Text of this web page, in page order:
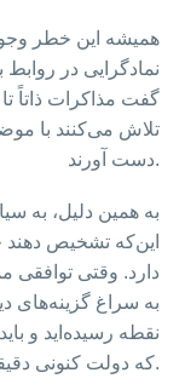
همیشه این خطر
نمادگرایی در روابط
گفت مذاکرات ذاتاً
تلاش می‌کنند با
دست آورند.
به همین دلیل، به
این‌که تشخیص دهند
دارد. وقتی توافقی
به سراغ گزینه‌های
نقطه رسیده‌اید و
که دولت کنونی دقیقاً به چنین مرحله‌ای رسیده باشد.